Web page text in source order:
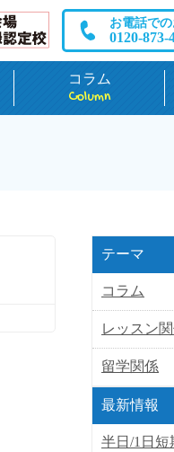
お電話で
0120-873-
コラム
Column
テーマ
コラム
レッスン
留学関係
最新情報
半日/1日